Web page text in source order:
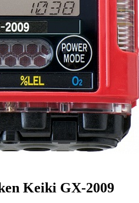
Keiki GX-2009